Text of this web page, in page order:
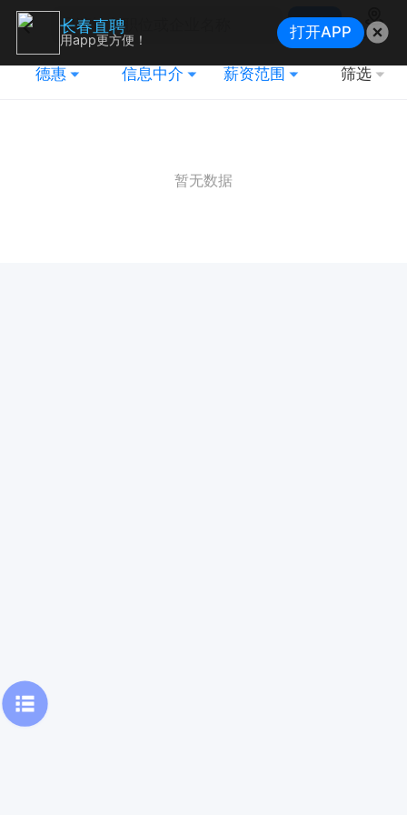
搜索
地图
德惠 信息中介 薪资范围 筛选
暂无数据
长春直聘
用app更方便！ 打开APP